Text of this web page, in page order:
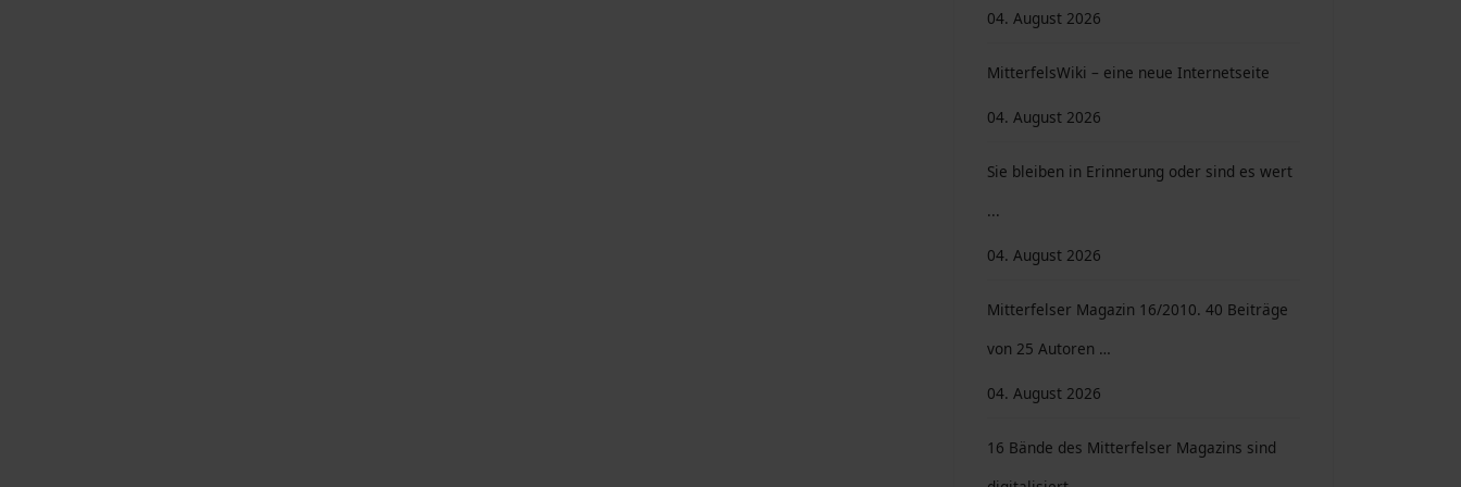
04. August 2026
MitterfelsWiki – eine neue Internetseite
04. August 2026
Sie bleiben in Erinnerung oder sind es wert
...
04. August 2026
Mitterfelser Magazin 16/2010. 40 Beiträge
von 25 Autoren …
04. August 2026
16 Bände des Mitterfelser Magazins sind